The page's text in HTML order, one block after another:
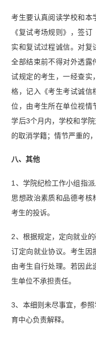
考生要认真阅读学校和本
《复试考场规则》，签
实和复试过程诚信。对复
全部结束前不得对外透露
试规定的考生，一经查实
格，记入《考生考试诚信
位，由考生所在单位视情
学后3个月内，学校和学
的取消学籍；情节严重的
八、其他
1、学院纪检工作小组指
思想政治素质和品德考核
考生的投诉。
2、根据规定，定向就业
订定向就业协议。考生因
由考生自行处理。若因此
生单位不承担责任。
3、本细则未尽事宜，参
育中心负责解释。